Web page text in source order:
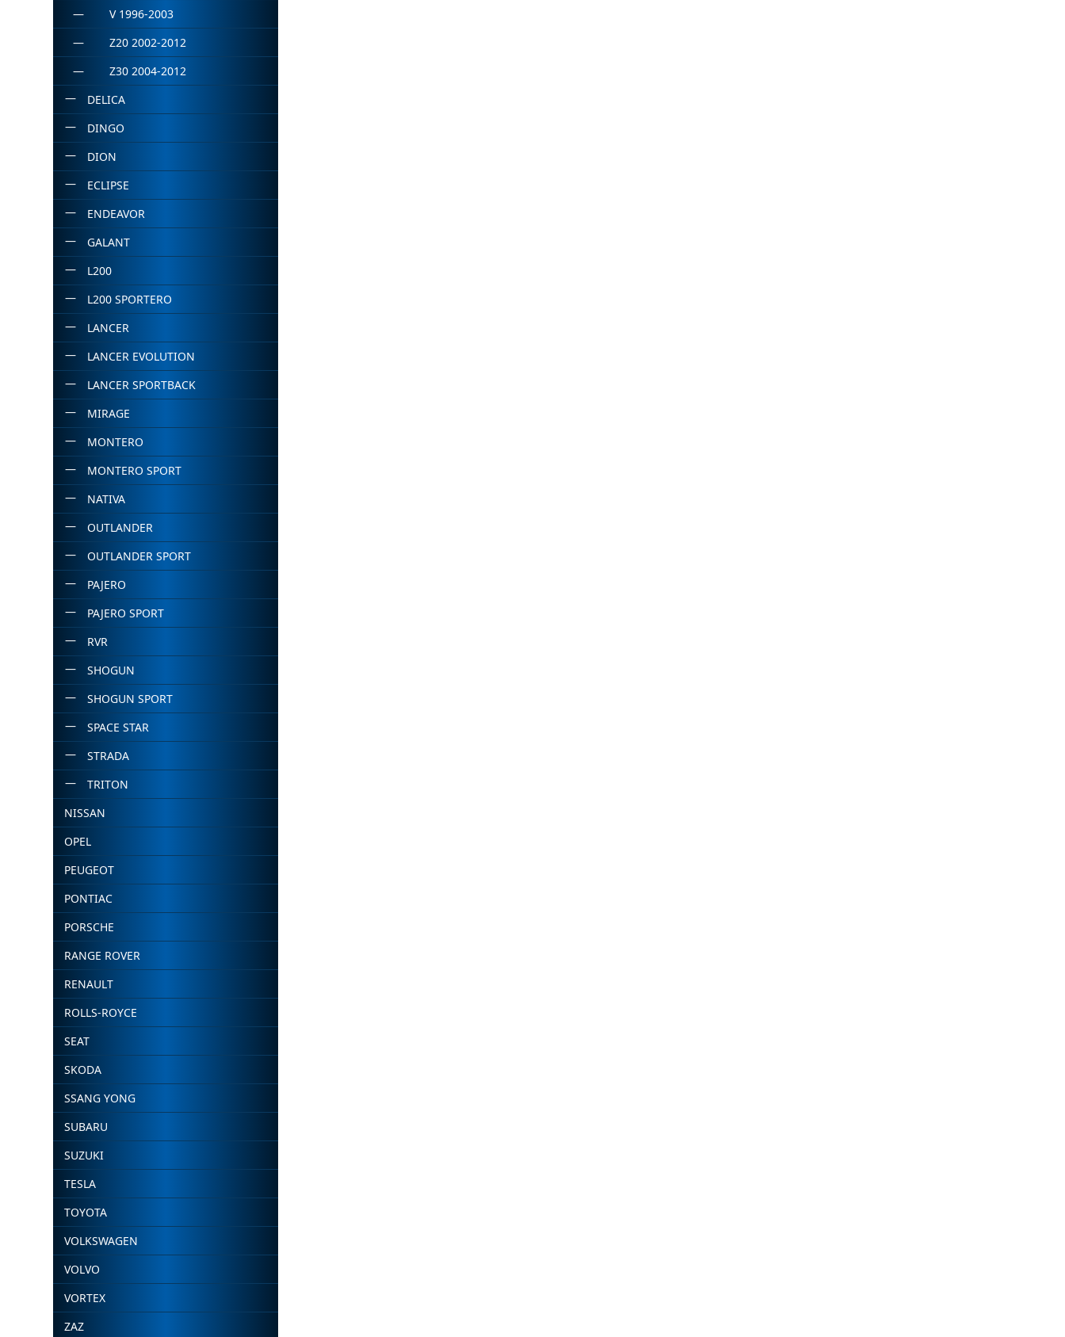
V 1996-2003
Z20 2002-2012
Z30 2004-2012
DELICA
DINGO
DION
ECLIPSE
ENDEAVOR
GALANT
L200
L200 SPORTERO
LANCER
LANCER EVOLUTION
LANCER SPORTBACK
MIRAGE
MONTERO
MONTERO SPORT
NATIVA
OUTLANDER
OUTLANDER SPORT
PAJERO
PAJERO SPORT
RVR
SHOGUN
SHOGUN SPORT
SPACE STAR
STRADA
TRITON
NISSAN
OPEL
PEUGEOT
PONTIAC
PORSCHE
RANGE ROVER
RENAULT
ROLLS-ROYCE
SEAT
SKODA
SSANG YONG
SUBARU
SUZUKI
TESLA
TOYOTA
VOLKSWAGEN
VOLVO
VORTEX
ZAZ